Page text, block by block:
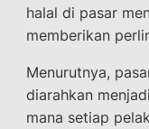
halal di pasar
memberikan
Menurutnya,
diarahkan
mana setiap